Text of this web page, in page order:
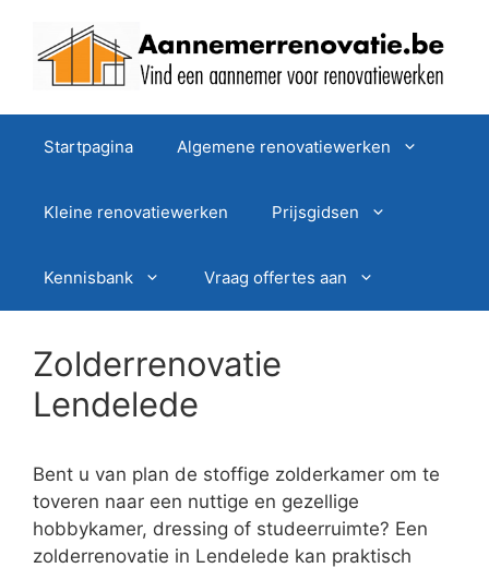
Startpagina Algemene renovatiewerken
Kleine renovatiewerken Prijsgidsen
Kennisbank Vraag offertes aan
Zolderrenovatie
Lendelede
Bent u van plan de stoffige zolderkamer om te
toveren naar een nuttige en gezellige
hobbykamer, dressing of studeerruimte? Een
zolderrenovatie in Lendelede kan praktisch